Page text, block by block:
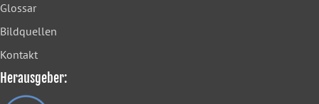
Glossar
Bildquellen
Kontakt
Herausgeber: